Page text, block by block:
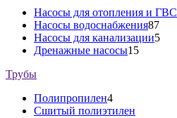
Насосы для отопления и ГВС
Насосы водоснабжения87
Насосы для канализации5
Дренажные насосы15
Трубы
Полипропилен4
Сшитый полиэтилен